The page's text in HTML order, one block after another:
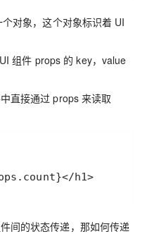
对象，这个对象标识着 UI
组件 props 的 key，value
直接通过 props 来读取
h1>
间的状态传递，那如何传递